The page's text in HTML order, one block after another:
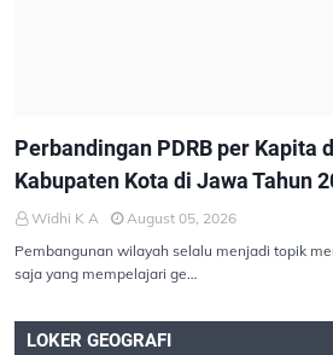
Perbandingan PDRB per Kapita
Kabupaten Kota di Jawa Tahun
Widhi K A
August 05, 2026
Pembangunan wilayah selalu menjadi topik
saja yang mempelajari ge…
LOKER GEOGRAFI